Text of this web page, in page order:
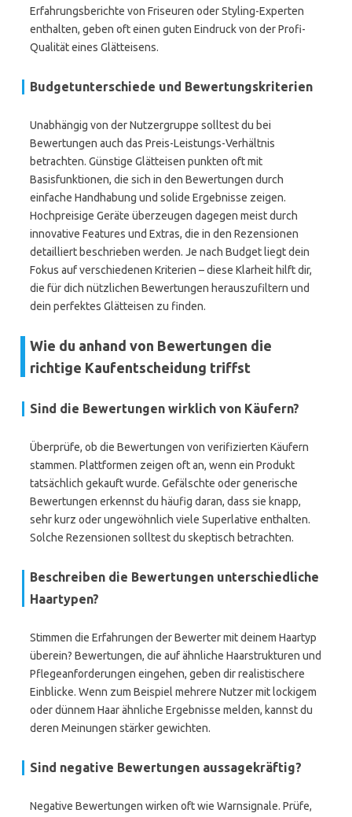
Erfahrungsberichte von Friseuren oder Styling-Experten
enthalten, geben oft einen guten Eindruck von der Profi-
Qualität eines Glätteisens.
Budgetunterschiede und Bewertungskriterien
Unabhängig von der Nutzergruppe solltest du bei
Bewertungen auch das Preis-Leistungs-Verhältnis
betrachten. Günstige Glätteisen punkten oft mit
Basisfunktionen, die sich in den Bewertungen durch
einfache Handhabung und solide Ergebnisse zeigen.
Hochpreisige Geräte überzeugen dagegen meist durch
innovative Features und Extras, die in den Rezensionen
detailliert beschrieben werden. Je nach Budget liegt dein
Fokus auf verschiedenen Kriterien – diese Klarheit hilft dir,
die für dich nützlichen Bewertungen herauszufiltern und
dein perfektes Glätteisen zu finden.
Wie du anhand von Bewertungen die
richtige Kaufentscheidung triffst
Sind die Bewertungen wirklich von Käufern?
Überprüfe, ob die Bewertungen von verifizierten Käufern
stammen. Plattformen zeigen oft an, wenn ein Produkt
tatsächlich gekauft wurde. Gefälschte oder generische
Bewertungen erkennst du häufig daran, dass sie knapp,
sehr kurz oder ungewöhnlich viele Superlative enthalten.
Solche Rezensionen solltest du skeptisch betrachten.
Beschreiben die Bewertungen unterschiedliche
Haartypen?
Stimmen die Erfahrungen der Bewerter mit deinem Haartyp
überein? Bewertungen, die auf ähnliche Haarstrukturen und
Pflegeanforderungen eingehen, geben dir realistischere
Einblicke. Wenn zum Beispiel mehrere Nutzer mit lockigem
oder dünnem Haar ähnliche Ergebnisse melden, kannst du
deren Meinungen stärker gewichten.
Sind negative Bewertungen aussagekräftig?
Negative Bewertungen wirken oft wie Warnsignale. Prüfe,